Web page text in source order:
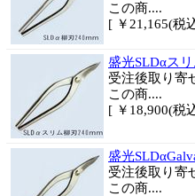
この商....
[ ￥21,165(税
盛光SLDαス
受注後取り寄
この商....
[ ￥18,900(税
盛光
受注後取り寄
この商....